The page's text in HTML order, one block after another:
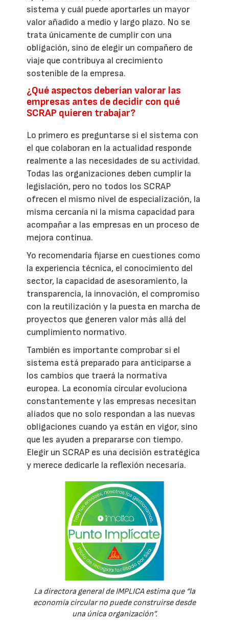
sistema y cuál puede aportarles un mayor
valor añadido a medio y largo plazo. No se
trata únicamente de cumplir con una
obligación, sino de elegir un compañero de
viaje que contribuya al crecimiento
sostenible de la empresa.
¿Qué aspectos deberían valorar las
empresas antes de decidir con qué
SCRAP quieren trabajar?
Lo primero es preguntarse si el sistema con
el que colaboran en la actualidad responde
realmente a las necesidades de su actividad.
Todas las organizaciones deben cumplir la
legislación, pero no todos los SCRAP
ofrecen el mismo nivel de especialización, la
misma cercanía ni la misma capacidad para
acompañar a las empresas en un proceso de
mejora continua.
Yo recomendaría fijarse en cuestiones como
la experiencia técnica, el conocimiento del
sector, la capacidad de asesoramiento, la
transparencia, la innovación, el compromiso
con la reutilización y la puesta en marcha de
proyectos que generen valor más allá del
cumplimiento normativo.
También es importante comprobar si el
sistema está preparado para anticiparse a
los cambios que traerá la normativa
europea. La economía circular evoluciona
constantemente y las empresas necesitan
aliados que no solo respondan a las nuevas
obligaciones cuando ya están en vigor, sino
que les ayuden a prepararse con tiempo.
Elegir un SCRAP es una decisión estratégica
y merece dedicarle la reflexión necesaria.
La directora general de IMPLICA estima que “la
economía circular no puede construirse desde
una única organización”.